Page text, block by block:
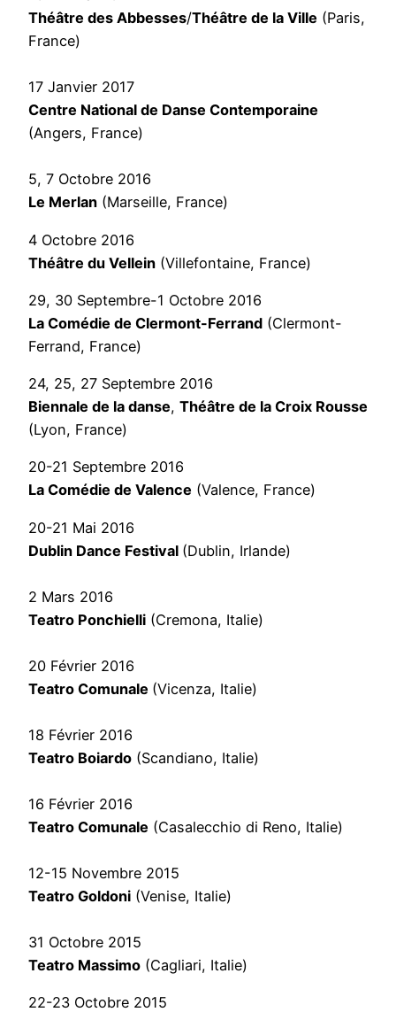
Théâtre des Abbesses/Théâtre de la Ville (Paris,
France)
17 Janvier 2017
Centre National de Danse Contemporaine
(Angers, France)
5, 7 Octobre 2016
Le Merlan (Marseille, France)
4 Octobre 2016
Théâtre du Vellein (Villefontaine, France)
29, 30 Septembre-1 Octobre 2016
La Comédie de Clermont-Ferrand (Clermont-
Ferrand, France)
24, 25, 27 Septembre 2016
Biennale de la danse, Théâtre de la Croix Rousse
(Lyon, France)
20-21 Septembre 2016
La Comédie de Valence (Valence, France)
20-21 Mai 2016
Dublin Dance Festival (Dublin, Irlande)
2 Mars 2016
Teatro Ponchielli (Cremona, Italie)
20 Février 2016
Teatro Comunale (Vicenza, Italie)
18 Février 2016
Teatro Boiardo (Scandiano, Italie)
16 Février 2016
Teatro Comunale (Casalecchio di Reno, Italie)
12-15 Novembre 2015
Teatro Goldoni (Venise, Italie)
31 Octobre 2015
Teatro Massimo (Cagliari, Italie)
22-23 Octobre 2015